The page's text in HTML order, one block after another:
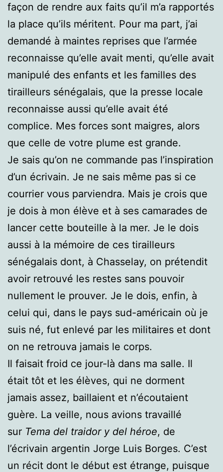
façon de rendre aux faits qu’il m’a rapportés
la place qu’ils méritent. Pour ma part, j’ai
demandé à maintes reprises que l’armée
reconnaisse qu’elle avait menti, qu’elle avait
manipulé des enfants et les familles des
tirailleurs sénégalais, que la presse locale
reconnaisse aussi qu’elle avait été
complice. Mes forces sont maigres, alors
que celle de votre plume est grande.
Je sais qu’on ne commande pas l’inspiration
d’un écrivain. Je ne sais même pas si ce
courrier vous parviendra. Mais je crois que
je dois à mon élève et à ses camarades de
lancer cette bouteille à la mer. Je le dois
aussi à la mémoire de ces tirailleurs
sénégalais dont, à Chasselay, on prétendit
avoir retrouvé les restes sans pouvoir
nullement le prouver. Je le dois, enfin, à
celui qui, dans le pays sud-américain où je
suis né, fut enlevé par les militaires et dont
on ne retrouva jamais le corps.
Il faisait froid ce jour-là dans ma salle. Il
était tôt et les élèves, qui ne dorment
jamais assez, baillaient et n’écoutaient
guère. La veille, nous avions travaillé
sur Tema del traidor y del héroe, de
l’écrivain argentin Jorge Luis Borges. C’est
un récit dont le début est étrange, puisque